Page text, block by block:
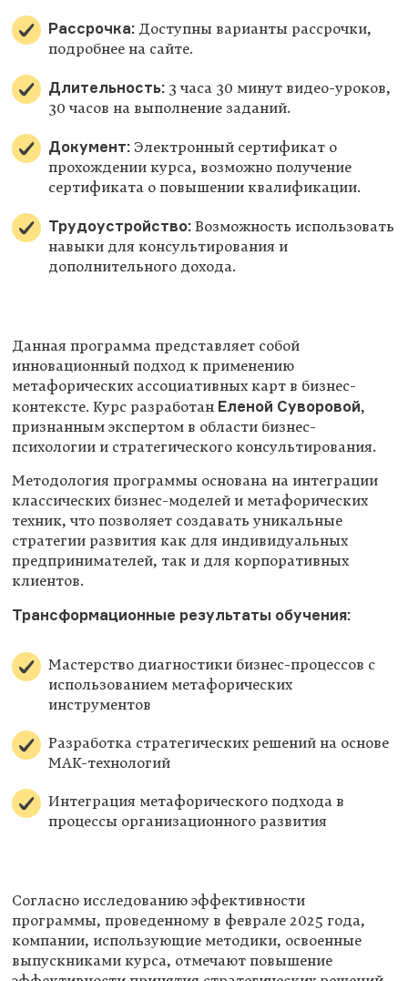
Рассрочка: Доступны варианты рассрочки,
подробнее на сайте.
Длительность: 3 часа 30 минут видео-уроков,
30 часов на выполнение заданий.
Документ: Электронный сертификат о
прохождении курса, возможно получение
сертификата о повышении квалификации.
Трудоустройство: Возможность использовать
навыки для консультирования и
дополнительного дохода.
Данная программа представляет собой
инновационный подход к применению
метафорических ассоциативных карт в бизнес-
контексте. Курс разработан Еленой Суворовой,
признанным экспертом в области бизнес-
психологии и стратегического консультирования.
Методология программы основана на интеграции
классических бизнес-моделей и метафорических
техник, что позволяет создавать уникальные
стратегии развития как для индивидуальных
предпринимателей, так и для корпоративных
клиентов.
Трансформационные результаты обучения:
Мастерство диагностики бизнес-процессов с
использованием метафорических
инструментов
Разработка стратегических решений на основе
МАК-технологий
Интеграция метафорического подхода в
процессы организационного развития
Согласно исследованию эффективности
программы, проведенному в феврале 2025 года,
компании, использующие методики, освоенные
выпускниками курса, отмечают повышение